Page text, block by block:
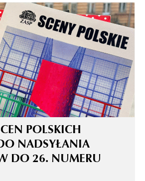
POLSKICH
NADSYŁANIA
DO 26. NUMERU